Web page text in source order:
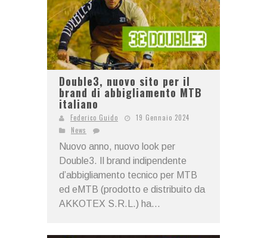
Double3, nuovo sito per il
brand di abbigliamento MTB
italiano
Federico Guido
19 Gennaio 2024
News
Nuovo anno, nuovo look per
Double3. Il brand indipendente
d’abbigliamento tecnico per MTB
ed eMTB (prodotto e distribuito da
AKKOTEX S.R.L.) ha...